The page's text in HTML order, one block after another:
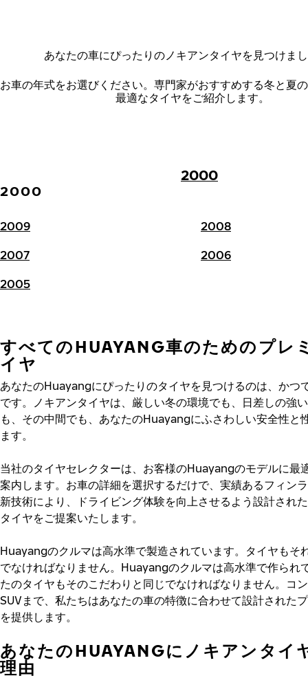
あなたの車にぴったりのノキアンタイヤを見つけま
お車の年式をお選びください。 専門家がおすすめする冬と夏
最適なタイヤをご紹介します。
2000
2000
2009 2008
2007 2006
2005
すべてのHUAYANG車のためのプレ
イヤ
あなたのHuayangにぴったりのタイヤを見つけるのは、かつ
です。ノキアンタイヤは、厳しい冬の環境でも、日差しの強
も、その中間でも、あなたのHuayangにふさわしい安全性と
ます。
当社のタイヤセレクターは、お客様のHuayangのモデルに最
案内します。お車の詳細を選択するだけで、実績あるフィン
新技術により、ドライビング体験を向上させるよう設計され
タイヤをご提案いたします。
Huayangのクルマは高水準で製造されています。タイヤもそ
でなければなりません。Huayangのクルマは高水準で作られ
たのタイヤもそのこだわりと同じでなければなりません。コ
SUVまで、私たちはあなたの車の特徴に合わせて設計された
を提供します。
あなたのHUAYANGにノキアンタイ
理由